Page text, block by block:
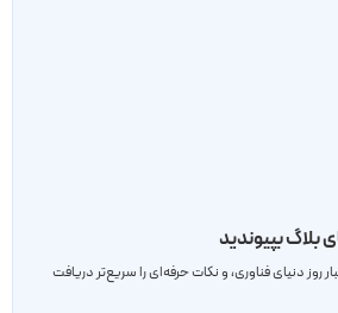
روز دنیای فناوری، و نکات حرفه‌ای را سریع‌تر دریافت